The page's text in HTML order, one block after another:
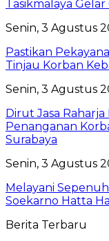
Tasikmalaya
Senin, 3 Agustus
Pastikan
Tinjau Korban
Senin, 3 Agustus
Dirut Jasa
Penanganan
Surabaya
Senin, 3 Agustus
Melayani
Soekarno Hatta
Berita Terbaru